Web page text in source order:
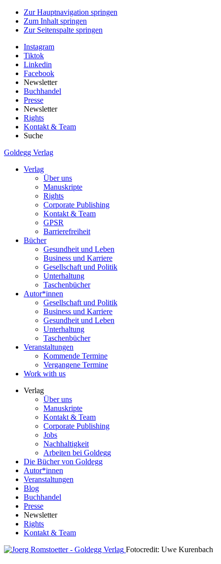
Zur Hauptnavigation springen
Zum Inhalt springen
Zur Seitenspalte springen
Instagram
Tiktok
Linkedin
Facebook
Newsletter
Buchhandel
Presse
Newsletter
Rights
Kontakt & Team
Suche
Goldegg Verlag
Verlag
Über uns
Manuskripte
Rights
Corporate Publishing
Kontakt & Team
GPSR
Barrierefreiheit
Bücher
Gesundheit und Leben
Business und Karriere
Gesellschaft und Politik
Unterhaltung
Taschenbücher
Autor*innen
Gesellschaft und Politik
Business und Karriere
Gesundheit und Leben
Unterhaltung
Taschenbücher
Veranstaltungen
Kommende Termine
Vergangene Termine
Work with us
Verlag
Über uns
Manuskripte
Kontakt & Team
Corporate Publishing
Jobs
Nachhaltigkeit
Arbeiten bei Goldegg
Die Bücher von Goldegg
Autor*innen
Veranstaltungen
Blog
Buchhandel
Presse
Newsletter
Rights
Kontakt & Team
Fotocredit: Uwe Kurenbach